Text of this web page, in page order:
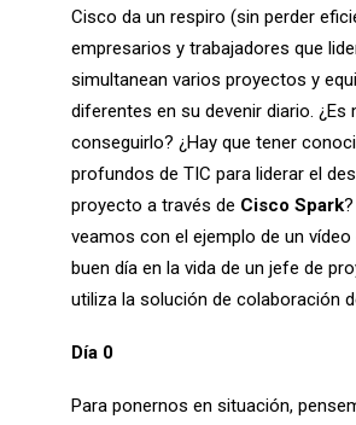
Cisco da un respiro (sin perder
empresarios y trabajadores que
simultanean varios proyectos y
diferentes en su devenir diario. ¿Es
conseguirlo? ¿Hay que tener
profundos de TIC para liderar el
proyecto a través de Cisco Spark
veamos con el ejemplo de un
buen día en la vida de un jefe de
utiliza la solución de colaboración
Día 0
Para ponernos en situación,